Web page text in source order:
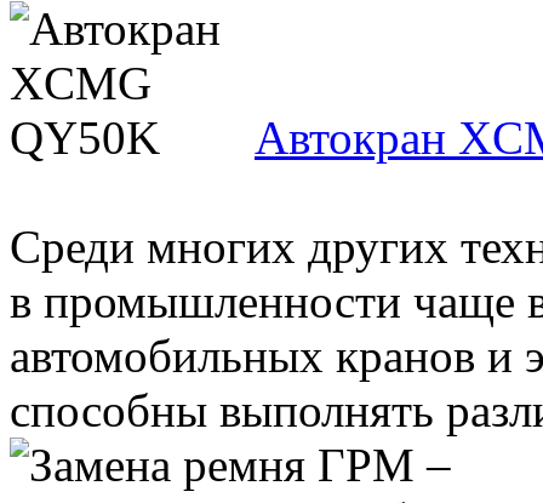
Автокран
Среди многих других
в промышленности чаще
автомобильных кранов и
способны выполнять